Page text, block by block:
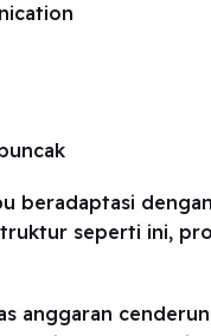
beradaptasi
seperti ini,
anggaran